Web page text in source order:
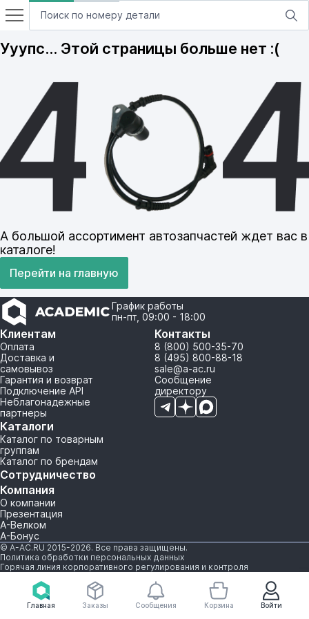
Главная Войти
Заказы Сообщения Корзина
Ууупс… Этой страницы больше нет :(
А большой ассортимент автозапчастей ждет вас в
каталоге!
Перейти на главную
График работы
пн-пт, 09:00 - 18:00
Клиентам
Оплата
Доставка и
самовывоз
Гарантия и возврат
Подключение API
Неблагонадежные
партнеры
Каталоги
Каталог по товарным
группам
Каталог по брендам
Сотрудничество
Компания
О компании
Презентация
А-Велком
А-Бонус
Контакты
8 (800) 500-35-70
8 (495) 800-88-18
sale@a-ac.ru
Сообщение
директору
© A-AC.RU 2015-2026. Все права защищены.
Политика обработки персональных данных
Горячая линия корпоративного регулирования и контроля